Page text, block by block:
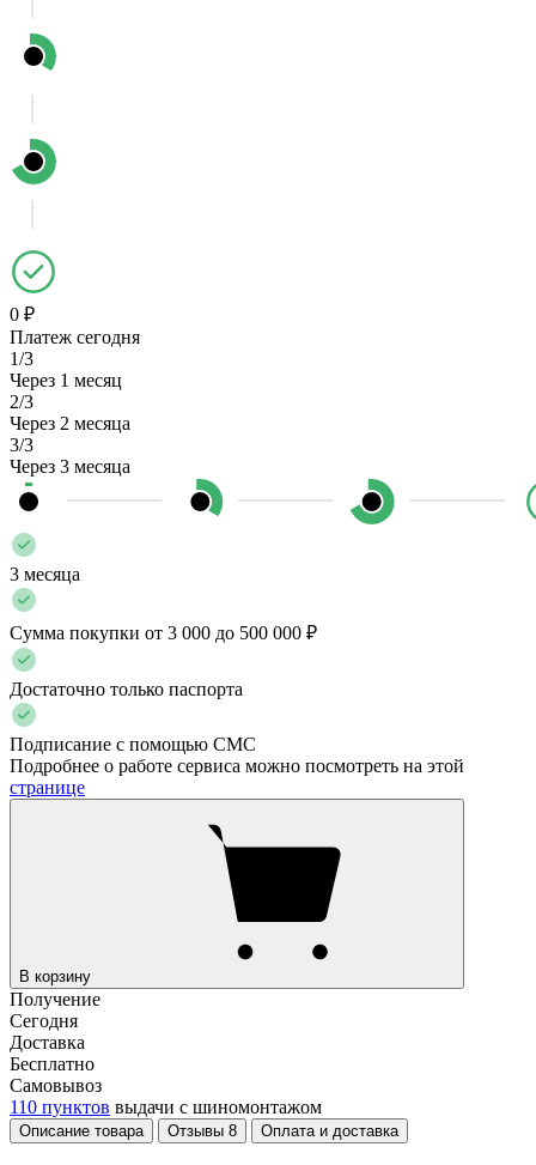
0 ₽
Платеж сегодня
1/3
Через 1 месяц
2/3
Через 2 месяца
3/3
Через 3 месяца
3 месяца
Сумма покупки от 3 000 до 500 000 ₽
Достаточно только паспорта
Подписание с помощью СМС
Подробнее о работе сервиса можно посмотреть на этой
странице
В корзину
Получение
Сегодня
Доставка
Бесплатно
Самовывоз
110 пунктов выдачи с шиномонтажом
Описание товара Отзывы 8 Оплата и доставка